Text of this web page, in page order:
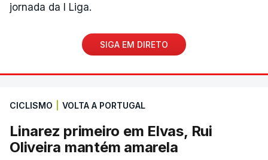
jornada da I Liga.
SIGA EM DIRETO
CICLISMO VOLTA A PORTUGAL
Linarez primeiro em Elvas, Rui
Oliveira mantém amarela